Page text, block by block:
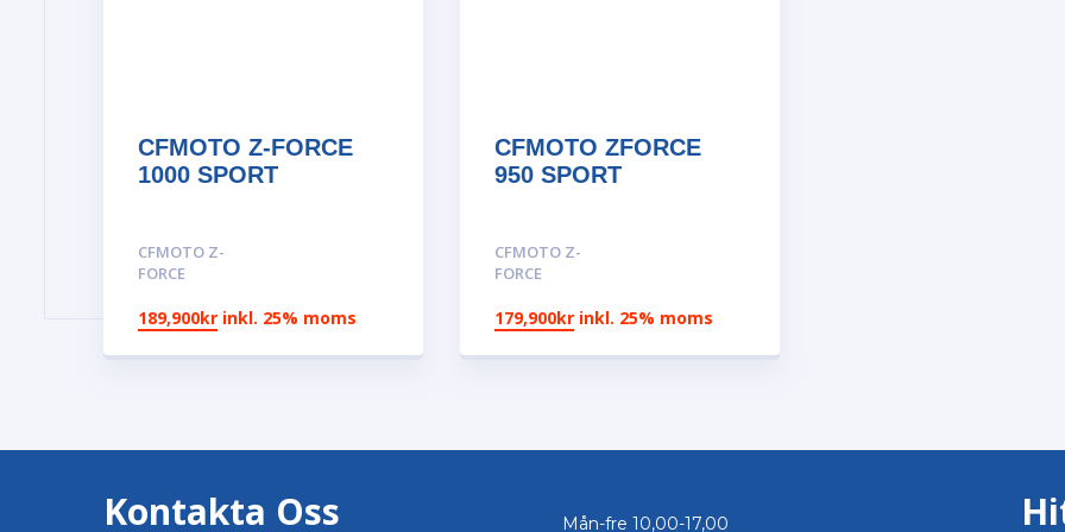
CFMOTO Z-FORCE
1000 SPORT
CFMOTO Z-
FORCE
189,900kr inkl. 25% moms
CFMOTO ZFORCE
950 SPORT
CFMOTO Z-
FORCE
179,900kr inkl. 25% moms
Kontakta Oss Mån-fre 10,00-17,00